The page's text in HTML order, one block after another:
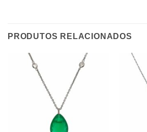
PRODUTOS RELACIONADOS